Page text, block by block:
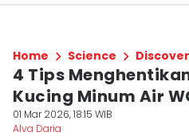
Home Science
4 Tips
Kucing Minum Air
01 Mar 2026, 18:15 WIB
Alva Daria